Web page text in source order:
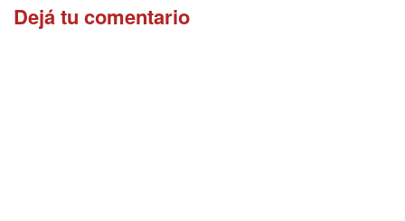
Dejá tu comentario